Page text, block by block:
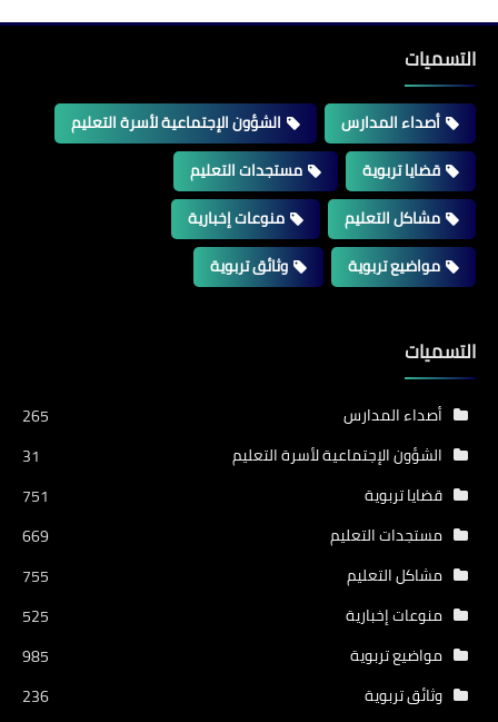
التسميات
أصداء المدارس
الشؤون الإجتماعية لأسرة التعليم
قضايا تربوية
مستجدات التعليم
مشاكل التعليم
منوعات إخبارية
مواضيع تربوية
وثائق تربوية
التسميات
أصداء المدارس
265
الشؤون الإجتماعية لأسرة التعليم
31
قضايا تربوية
751
مستجدات التعليم
669
مشاكل التعليم
755
منوعات إخبارية
525
مواضيع تربوية
985
وثائق تربوية
236